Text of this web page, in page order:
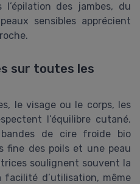
l’épilation des jambes, du
sensibles apprécient
sur toutes les
le visage ou le corps, les
l’équilibre cutané.
bandes de cire froide bio
fine des poils et une peau
soulignent souvent la
d’utilisation, même